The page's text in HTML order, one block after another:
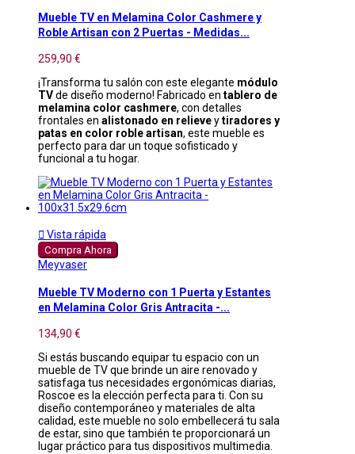
Mueble TV en Melamina Color Cashmere y
Roble Artisan con 2 Puertas - Medidas...
259,90 €
¡Transforma tu salón con este elegante módulo
TVde diseño moderno! Fabricado en tablero de
melamina color cashmere, con detalles
frontales en alistonado en relieveytiradores y
patas en color roble artisan, este mueble es
perfecto para dar un toque sofisticado y
funcional a tu hogar.
 Vista rápida
Compra Ahora
Meyvaser
Mueble TV Moderno con 1 Puerta y Estantes
en Melamina Color Gris Antracita -...
134,90 €
Si estás buscando equipar tu espacio con un
mueble de TV que brinde un aire renovado y
satisfaga tus necesidades ergonómicas diarias,
Roscoe es la elección perfecta para ti. Con su
diseño contemporáneo y materiales de alta
calidad, este mueble no solo embellecerá tu sala
de estar, sino que también te proporcionará un
lugar práctico para tus dispositivos multimedia.